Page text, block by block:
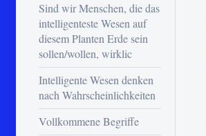
Sind wir Menschen, die das
intelligenteste Wesen auf
diesem Planten Erde sein
sollen/wollen, wirklic
Intelligente Wesen denken
nach Wahrscheinlichkeiten
Vollkommene Begriffe